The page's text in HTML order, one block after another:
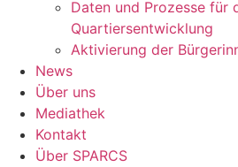
Daten und Prozesse für
Quartiersentwicklung
Aktivierung der
News
Über uns
Mediathek
Kontakt
Über SPARCS